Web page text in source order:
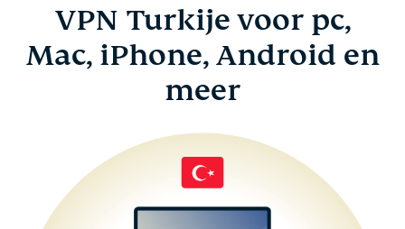
VPN Turkije voor pc,
Mac, iPhone, Android en
meer